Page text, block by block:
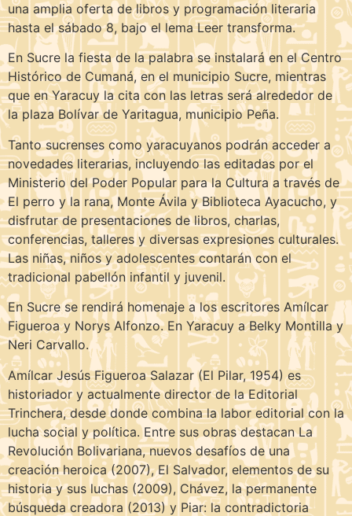
una amplia oferta de libros y programación literaria
hasta el sábado 8, bajo el lema Leer transforma.
En Sucre la fiesta de la palabra se instalará en el Centro
Histórico de Cumaná, en el municipio Sucre, mientras
que en Yaracuy la cita con las letras será alrededor de
la plaza Bolívar de Yaritagua, municipio Peña.
Tanto sucrenses como yaracuyanos podrán acceder a
novedades literarias, incluyendo las editadas por el
Ministerio del Poder Popular para la Cultura a través de
El perro y la rana, Monte Ávila y Biblioteca Ayacucho, y
disfrutar de presentaciones de libros, charlas,
conferencias, talleres y diversas expresiones culturales.
Las niñas, niños y adolescentes contarán con el
tradicional pabellón infantil y juvenil.
En Sucre se rendirá homenaje a los escritores Amílcar
Figueroa y Norys Alfonzo. En Yaracuy a Belky Montilla y
Neri Carvallo.
Amílcar Jesús Figueroa Salazar (El Pilar, 1954) es
historiador y actualmente director de la Editorial
Trinchera, desde donde combina la labor editorial con la
lucha social y política. Entre sus obras destacan La
Revolución Bolivariana, nuevos desafíos de una
creación heroica (2007), El Salvador, elementos de su
historia y sus luchas (2009), Chávez, la permanente
búsqueda creadora (2013) y Piar: la contradictoria